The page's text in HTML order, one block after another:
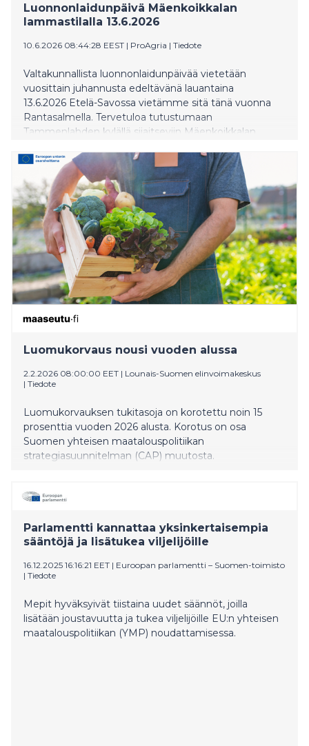
Luonnonlaidunpäivä Mäenkoikkalan
lammastilalla 13.6.2026
10.6.2026 08:44:28 EEST | ProAgria | Tiedote
Valtakunnallista luonnonlaidunpäivää vietetään
vuosittain juhannusta edeltävänä lauantaina
13.6.2026 Etelä-Savossa vietämme sitä tänä vuonna
Rantasalmella. Tervetuloa tutustumaan
Tammenlahden kylällä sijaitseviin Mäenkoikkalan
Osoite: Tammenlahdentie 710, 58830 Rantasalmi
Luomukorvaus nousi vuoden alussa
2.2.2026 08:00:00 EET | Lounais-Suomen elinvoimakeskus
| Tiedote
Luomukorvauksen tukitasoja on korotettu noin 15
prosenttia vuoden 2026 alusta. Korotus on osa
Suomen yhteisen maatalouspolitiikan
strategiasuunnitelman (CAP) muutosta.
Parlamentti kannattaa yksinkertaisempia
sääntöjä ja lisätukea viljelijöille
16.12.2025 16:16:21 EET | Euroopan parlamentti – Suomen-toimisto
| Tiedote
Mepit hyväksyivät tiistaina uudet säännöt, joilla
lisätään joustavuutta ja tukea viljelijöille EU:n yhteisen
maatalouspolitiikan (YMP) noudattamisessa.